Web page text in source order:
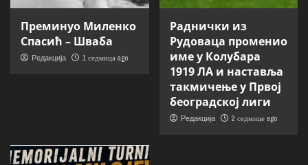
Преминуо Миленко
Спасић – Шваба
Редакција 1 седмица ago
Раднички из
Рудоваца променио
име у Колубара
1919 ЛА и наставља
такмичење у Првој
београдској лиги
Редакција 2 седмице ago